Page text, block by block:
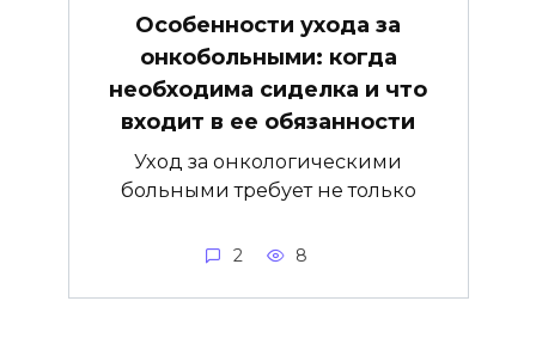
Особенности ухода за
онкобольными: когда
необходима сиделка и что
входит в ее обязанности
Уход за онкологическими
больными требует не только
2 8